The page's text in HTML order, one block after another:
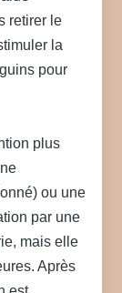
retirer le
la
pour
plus
ou une
par une
mais elle
Après